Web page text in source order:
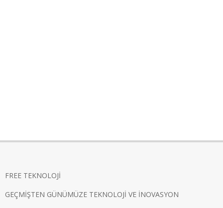
FREE TEKNOLOJİ
GEÇMİŞTEN GÜNÜMÜZE TEKNOLOJİ VE İNOVASYON